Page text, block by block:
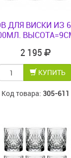
ДЛЯ ВИСКИ ИЗ 6
2 195
КУПИТЬ
Код товара: 305-611